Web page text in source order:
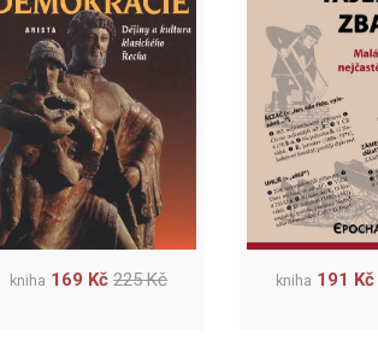
kniha 169 Kč 225 Kč kniha 191 Kč